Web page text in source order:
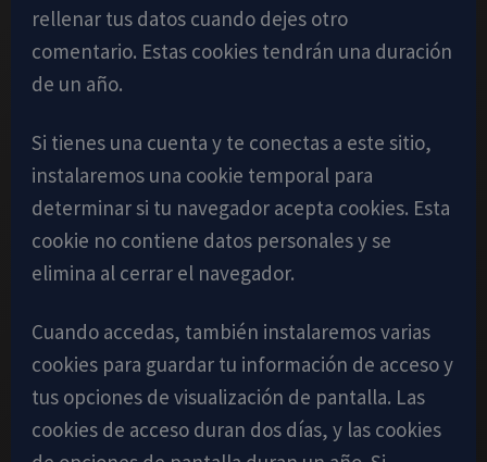
rellenar tus datos cuando dejes otro
comentario. Estas cookies tendrán una duración
de un año.
Si tienes una cuenta y te conectas a este sitio,
instalaremos una cookie temporal para
determinar si tu navegador acepta cookies. Esta
cookie no contiene datos personales y se
elimina al cerrar el navegador.
Cuando accedas, también instalaremos varias
cookies para guardar tu información de acceso y
tus opciones de visualización de pantalla. Las
cookies de acceso duran dos días, y las cookies